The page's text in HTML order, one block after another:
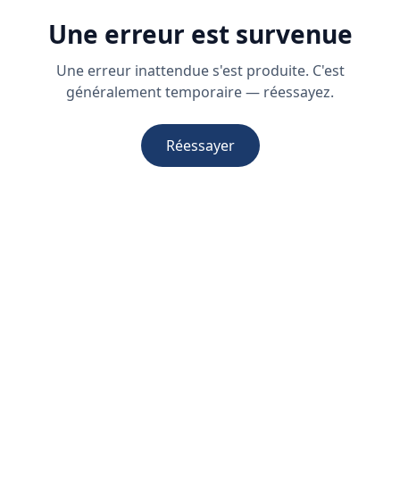
Une erreur est survenue
Une erreur inattendue s'est produite. C'est
généralement temporaire — réessayez.
Réessayer